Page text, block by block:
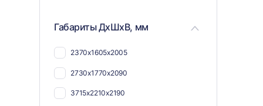
Габариты ДхШхВ, мм
2370х1605х2005
2730х1770х2090
3715х2210х2190